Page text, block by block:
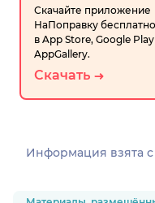
Скачайте приложение
НаПоправку бесплатно
в App Store, Google
AppGallery.
Скачать
Информация взята